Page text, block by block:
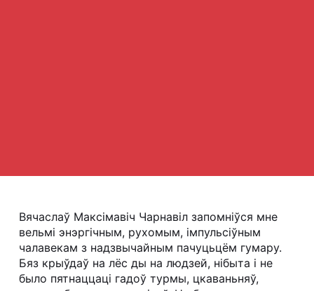
Вячаслаў Максімавіч Чарнавіл запомніўся мне
вельмі энэргічным, рухомым, імпульсіўным
чалавекам з надзвычайным пачуцьцём гумару.
Бяз крыўдаў на лёс ды на людзей, нібыта і не
было пятнаццаці гадоў турмы, цкаваньняў,